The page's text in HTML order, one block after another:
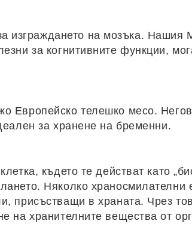
изграждането на мозъка. Нашия
за когнитивните функции,
Европейско телешко месо.
за хранене на бременни.
където те действат като
Няколко
присъстващи в храната. Чрез
на хранителните вещества от